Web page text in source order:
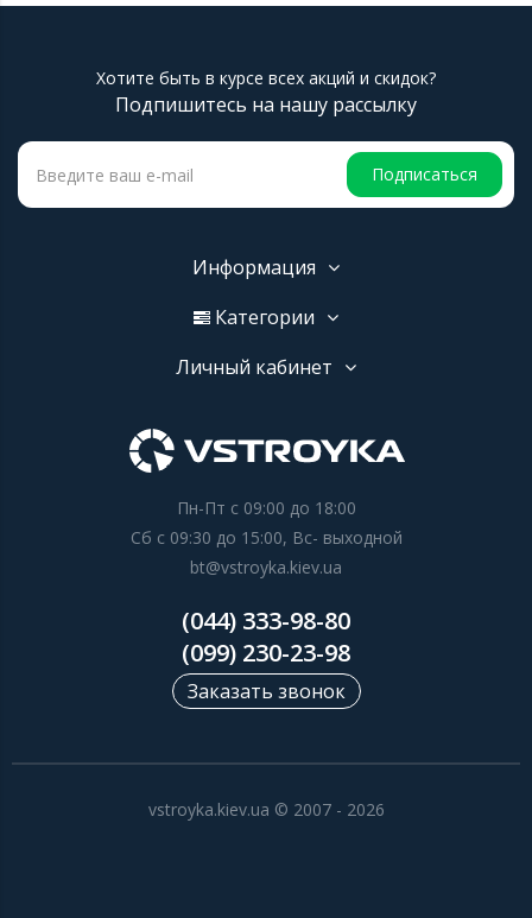
Хотите быть в курсе всех акций и скидок?
Подпишитесь на нашу рассылку
Подписаться
Информация
Категории
Личный кабинет
Пн-Пт с 09:00 до 18:00
Сб с 09:30 до 15:00, Вс- выходной
bt@vstroyka.kiev.ua
(044) 333-98-80
(099) 230-23-98
Заказать звонок
vstroyka.kiev.ua © 2007 - 2026